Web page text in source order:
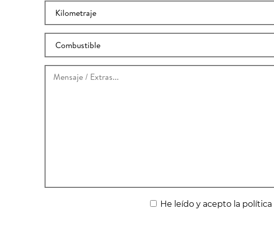
He leído y acepto la